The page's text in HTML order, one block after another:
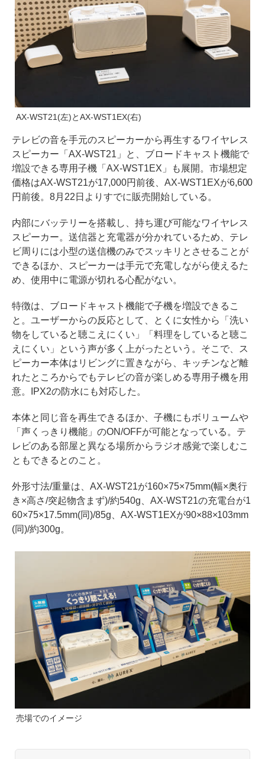
AX-WST21(左)とAX-WST1EX(右)
テレビの音を手元のスピーカーから再生するワイヤレス
スピーカー「AX-WST21」と、ブロードキャスト機能で
増設できる専用子機「AX-WST1EX」も展開。市場想定
価格はAX-WST21が17,000円前後、AX-WST1EXが6,600
円前後。8月22日よりすでに販売開始している。
内部にバッテリーを搭載し、持ち運び可能なワイヤレス
スピーカー。送信器と充電器が分かれているため、テレ
ビ周りには小型の送信機のみでスッキリとさせることが
できるほか、スピーカーは手元で充電しながら使えるた
め、使用中に電源が切れる心配がない。
特徴は、ブロードキャスト機能で子機を増設できるこ
と。ユーザーからの反応として、とくに女性から「洗い
物をしていると聴こえにくい」「料理をしていると聴こ
えにくい」という声が多く上がったという。そこで、ス
ピーカー本体はリビングに置きながら、キッチンなど離
れたところからでもテレビの音が楽しめる専用子機を用
意。IPX2の防水にも対応した。
本体と同じ音を再生できるほか、子機にもボリュームや
「声くっきり機能」のON/OFFが可能となっている。テ
レビのある部屋と異なる場所からラジオ感覚で楽しむこ
ともできるとのこと。
外形寸法/重量は、AX-WST21が160×75×75mm(幅×奥行
き×高さ/突起物含まず)/約540g、AX-WST21の充電台が1
60×75×17.5mm(同)/85g、AX-WST1EXが90×88×103mm
(同)/約300g。
売場でのイメージ